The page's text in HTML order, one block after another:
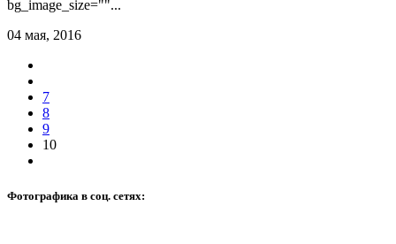
bg_image_size=""...
04 мая, 2016
7
8
9
10
Фотографика в соц. сетях: